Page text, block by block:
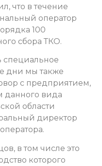
что в течение
оператор
100
сбора ТКО.
специальное
дни мы также
с предприятием,
данного вида
области
директор
в том числе это
которого